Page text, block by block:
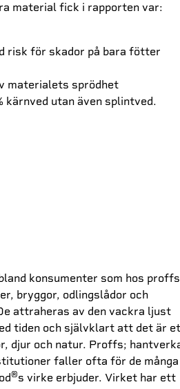
material fick i rapporten var:
risk för skador på bara fötter
materialets sprödhet
kärnved utan även splintved.
konsumenter som hos
bryggor, odlingslådor och
attraheras av den vackra ljust
tiden och självklart att det är
djur och natur. Proffs;
faller ofta för de många
®s virke erbjuder. Virket har ett